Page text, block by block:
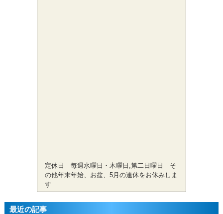
定休日 毎週水曜日・木曜日,第二日曜日 そ
の他年末年始、お盆、5月の連休をお休みしま
す
最近の記事